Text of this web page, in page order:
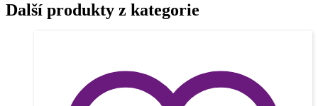
Další produkty z kategorie